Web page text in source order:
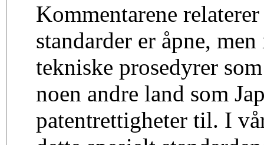
Kommentarene
standarder er åpne,
tekniske prosedyrer
noen andre land som
patentrettigheter til. I